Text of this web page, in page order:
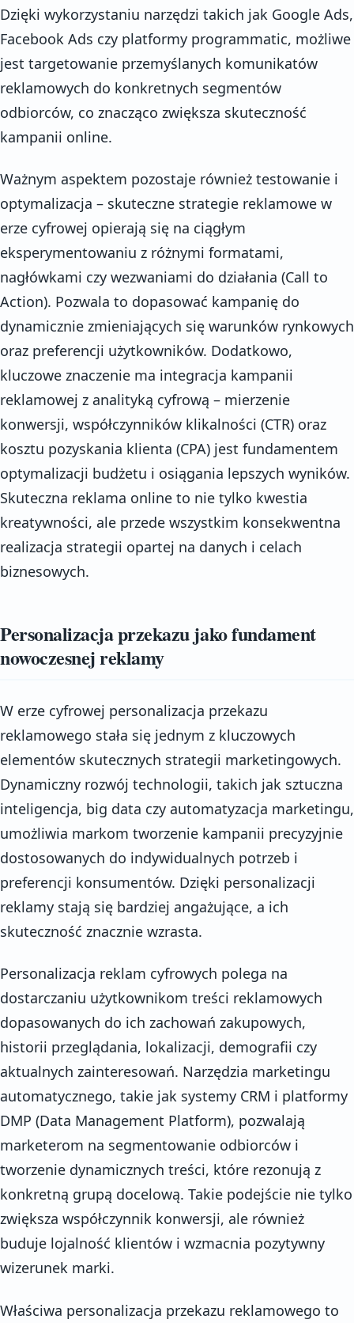
Dzięki wykorzystaniu narzędzi takich jak Google Ads,
Facebook Ads czy platformy programmatic, możliwe
jest targetowanie przemyślanych komunikatów
reklamowych do konkretnych segmentów
odbiorców, co znacząco zwiększa skuteczność
kampanii online.
Ważnym aspektem pozostaje również testowanie i
optymalizacja – skuteczne strategie reklamowe w
erze cyfrowej opierają się na ciągłym
eksperymentowaniu z różnymi formatami,
nagłówkami czy wezwaniami do działania (Call to
Action). Pozwala to dopasować kampanię do
dynamicznie zmieniających się warunków rynkowych
oraz preferencji użytkowników. Dodatkowo,
kluczowe znaczenie ma integracja kampanii
reklamowej z analityką cyfrową – mierzenie
konwersji, współczynników klikalności (CTR) oraz
kosztu pozyskania klienta (CPA) jest fundamentem
optymalizacji budżetu i osiągania lepszych wyników.
Skuteczna reklama online to nie tylko kwestia
kreatywności, ale przede wszystkim konsekwentna
realizacja strategii opartej na danych i celach
biznesowych.
Personalizacja przekazu jako fundament
nowoczesnej reklamy
W erze cyfrowej personalizacja przekazu
reklamowego stała się jednym z kluczowych
elementów skutecznych strategii marketingowych.
Dynamiczny rozwój technologii, takich jak sztuczna
inteligencja, big data czy automatyzacja marketingu,
umożliwia markom tworzenie kampanii precyzyjnie
dostosowanych do indywidualnych potrzeb i
preferencji konsumentów. Dzięki personalizacji
reklamy stają się bardziej angażujące, a ich
skuteczność znacznie wzrasta.
Personalizacja reklam cyfrowych polega na
dostarczaniu użytkownikom treści reklamowych
dopasowanych do ich zachowań zakupowych,
historii przeglądania, lokalizacji, demografii czy
aktualnych zainteresowań. Narzędzia marketingu
automatycznego, takie jak systemy CRM i platformy
DMP (Data Management Platform), pozwalają
marketerom na segmentowanie odbiorców i
tworzenie dynamicznych treści, które rezonują z
konkretną grupą docelową. Takie podejście nie tylko
zwiększa współczynnik konwersji, ale również
buduje lojalność klientów i wzmacnia pozytywny
wizerunek marki.
Właściwa personalizacja przekazu reklamowego to